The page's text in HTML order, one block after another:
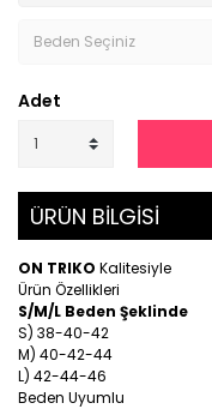
Adet
ÜRÜN BİLGİSİ
ON TRIKO Kalitesiyle
Ürün Özellikleri
S/M/L Beden Şeklinde
S) 38-40-42
M) 40-42-44
L) 42-44-46
Beden Uyumlu